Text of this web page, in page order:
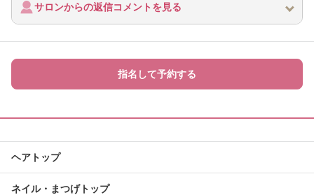
サロンからの返信コメントを見る
指名して予約する
ヘアトップ
ネイル・まつげトップ